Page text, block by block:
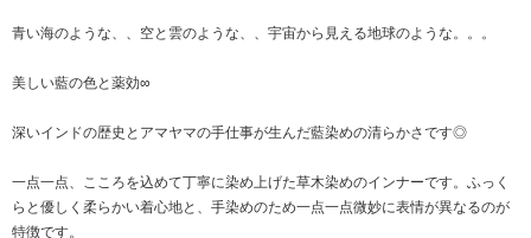
青い海のような、、空と雲のような、、宇宙から見える地球のような。。。
美しい藍の色と薬効∞
深いインドの歴史とアマヤマの手仕事が生んだ藍染めの清らかさです◎
一点一点、こころを込めて丁寧に染め上げた草木染めのインナーです。ふっく
らと優しく柔らかい着心地と、手染めのため一点一点微妙に表情が異なるのが
特徴です。